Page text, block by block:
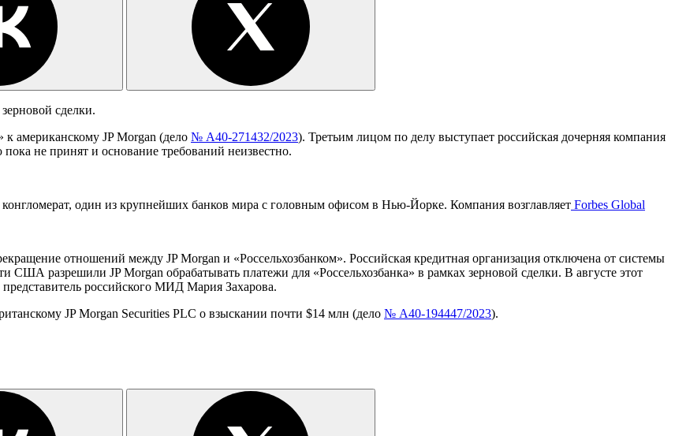
сделки.
к американскому JP Morgan (дело № А40-271432/2023). Третьим лицом по делу выступает российская дочерняя компания
не принят и основание требований неизвестно.
один из крупнейших банков мира с головным офисом в Нью-Йорке. Компания возглавляет Forbes Global
отношений между JP Morgan и «Россельхозбанком». Российская кредитная организация отключена от системы
США разрешили JP Morgan обрабатывать платежи для «Россельхозбанка» в рамках зерновой сделки. В августе этот
российского МИД Мария Захарова.
JP Morgan Securities PLC о взыскании почти $14 млн (дело № А40-194447/2023).